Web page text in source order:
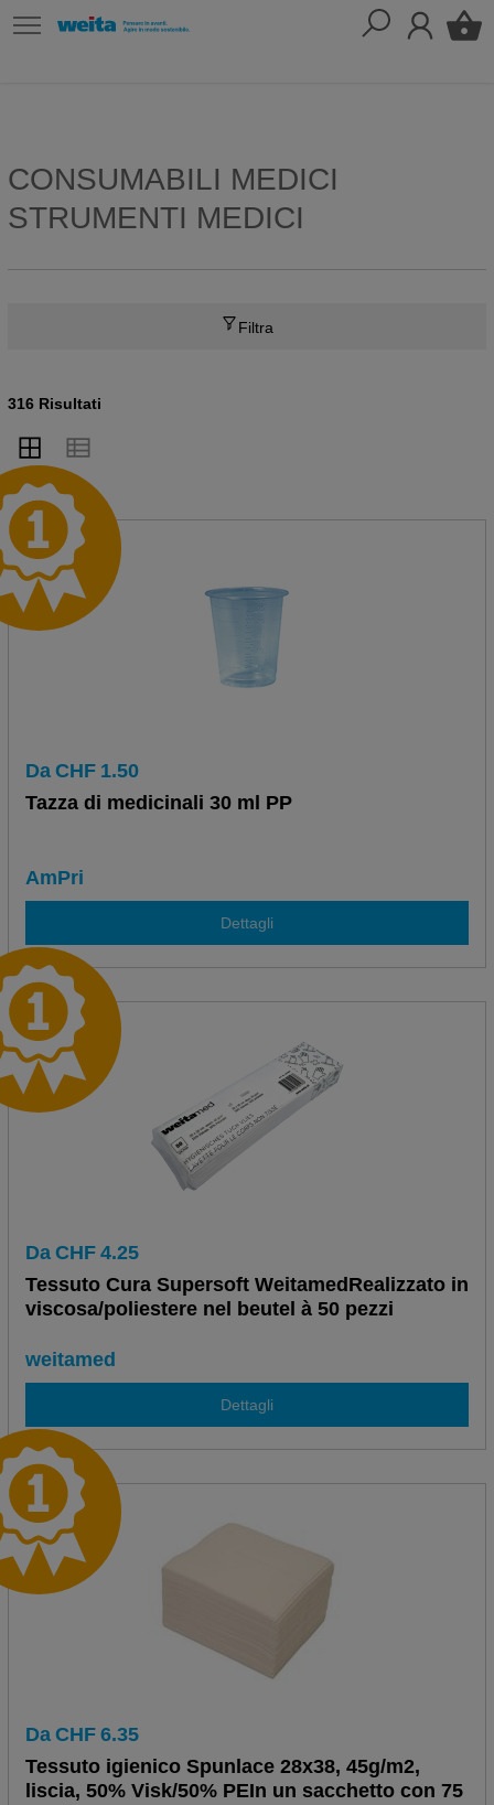
CONSUMABILI MEDICI
STRUMENTI MEDICI
Filtra
316 Risultati
Da CHF 1.50
Tazza di medicinali 30 ml PP
AmPri
Dettagli
Da CHF 4.25
Tessuto Cura Supersoft WeitamedRealizzato in
viscosa/poliestere nel beutel à 50 pezzi
weitamed
Dettagli
Da CHF 6.35
Tessuto igienico Spunlace 28x38, 45g/m2,
liscia, 50% Visk/50% PEIn un sacchetto con 75